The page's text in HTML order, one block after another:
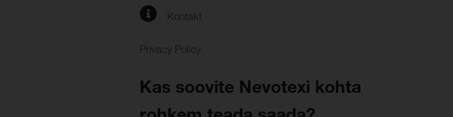
Kontakt
Privacy Policy
Kas soovite Nevotexi kohta